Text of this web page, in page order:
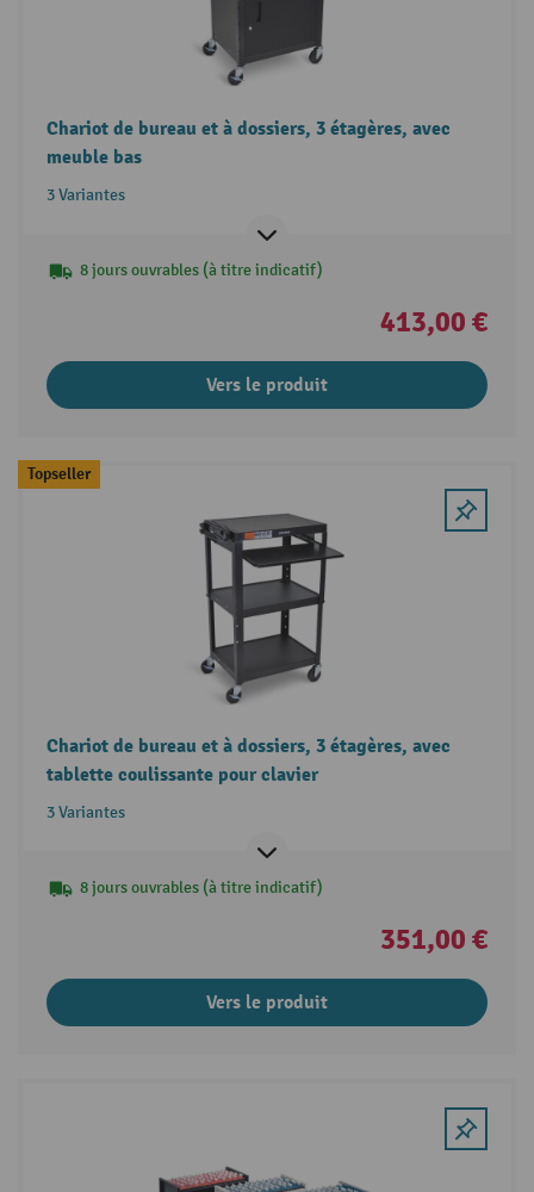
Chariot de bureau et à dossiers, 3 étagères, avec
meuble bas
3 Variantes
8 jours ouvrables (à titre indicatif)
413,00 €
Vers le produit
Topseller
Chariot de bureau et à dossiers, 3 étagères, avec
tablette coulissante pour clavier
3 Variantes
8 jours ouvrables (à titre indicatif)
351,00 €
Vers le produit